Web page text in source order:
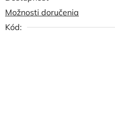
Možnosti doručenia
Kód: